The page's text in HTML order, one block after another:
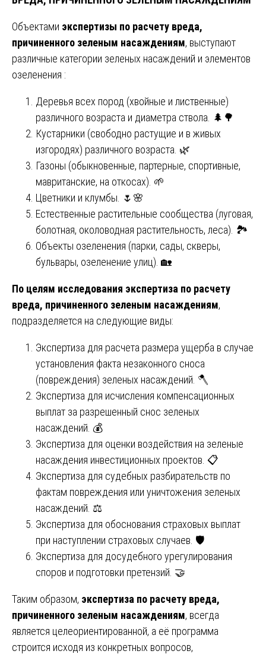
Объектами экспертизы по расчету вреда,
причиненного зеленым насаждениям, выступают
различные категории зеленых насаждений и элементов
озеленения :
Деревья всех пород (хвойные и лиственные)
различного возраста и диаметра ствола. 🌲🌳
Кустарники (свободно растущие и в живых
изгородях) различного возраста. 🌿
Газоны (обыкновенные, партерные, спортивные,
мавританские, на откосах). 🌱
Цветники и клумбы. 🌷🌸
Естественные растительные сообщества (луговая,
болотная, околоводная растительность, леса). 🏞️
Объекты озеленения (парки, сады, скверы,
бульвары, озеленение улиц). 🏡
По целям исследования экспертиза по расчету
вреда, причиненного зеленым насаждениям,
подразделяется на следующие виды:
Экспертиза для расчета размера ущерба в случае
установления факта незаконного сноса
(повреждения) зеленых насаждений. 🪓
Экспертиза для исчисления компенсационных
выплат за разрешенный снос зеленых
насаждений. 💰
Экспертиза для оценки воздействия на зеленые
насаждения инвестиционных проектов. 📋
Экспертиза для судебных разбирательств по
фактам повреждения или уничтожения зеленых
насаждений. ⚖️
Экспертиза для обоснования страховых выплат
при наступлении страховых случаев. 🛡️
Экспертиза для досудебного урегулирования
споров и подготовки претензий. 🤝
Таким образом, экспертиза по расчету вреда,
причиненного зеленым насаждениям, всегда
является целеориентированной, а её программа
строится исходя из конкретных вопросов,